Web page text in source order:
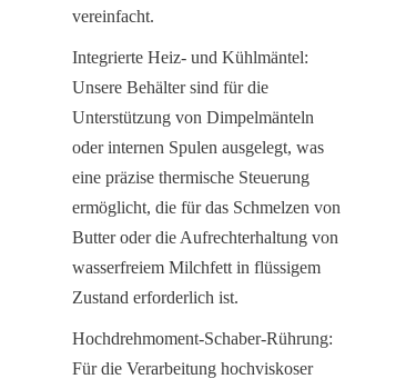
vereinfacht.
Integrierte Heiz- und Kühlmäntel:
Unsere Behälter sind für die
Unterstützung von Dimpelmänteln
oder internen Spulen ausgelegt, was
eine präzise thermische Steuerung
ermöglicht, die für das Schmelzen von
Butter oder die Aufrechterhaltung von
wasserfreiem Milchfett in flüssigem
Zustand erforderlich ist.
Hochdrehmoment-Schaber-Rührung:
Für die Verarbeitung hochviskoser